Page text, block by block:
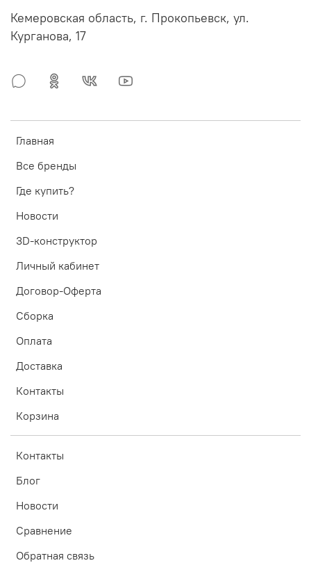
Главная
Все бренды
Где купить?
Новости
3D-конструктор
Личный кабинет
Договор-Оферта
Сборка
Оплата
Доставка
Контакты
Корзина
Контакты
Блог
Новости
Сравнение
Обратная связь
Кемеровская область, г. Прокопьевск, ул.
Курганова, 17